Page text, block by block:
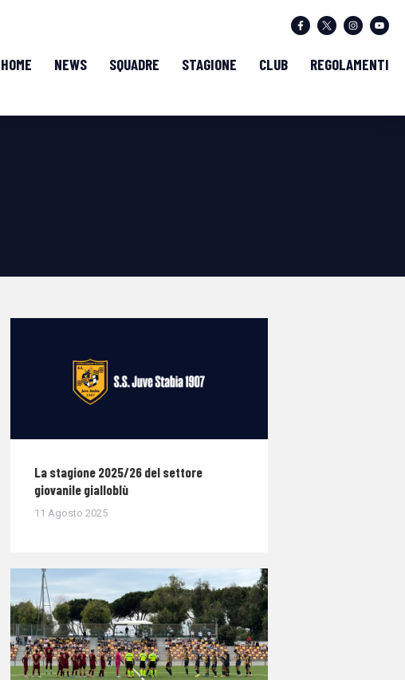
HOME NEWS SQUADRE STAGIONE CLUB REGOLAMENTI
La stagione 2025/26 del settore
giovanile gialloblù
11 Agosto 2025